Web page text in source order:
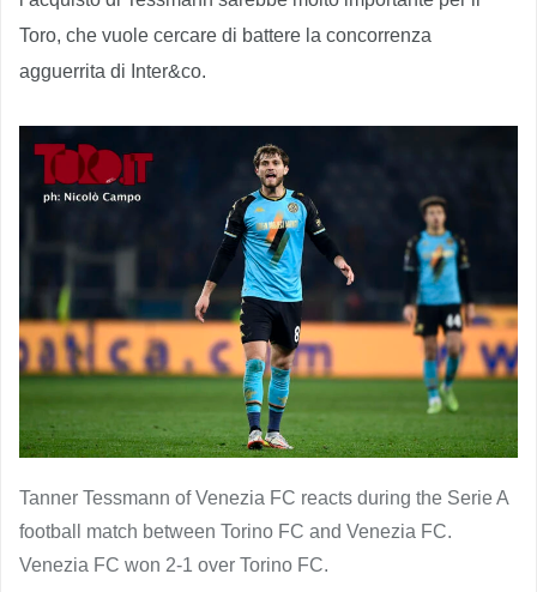
Toro, che vuole cercare di battere la concorrenza
agguerrita di Inter&co.
Tanner Tessmann of Venezia FC reacts during the Serie A
football match between Torino FC and Venezia FC.
Venezia FC won 2-1 over Torino FC.